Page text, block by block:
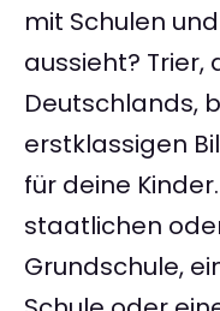
mit Schulen
aussieht?
Deutschlands,
erstklassigen
für deine
staatlichen
Grundschule,